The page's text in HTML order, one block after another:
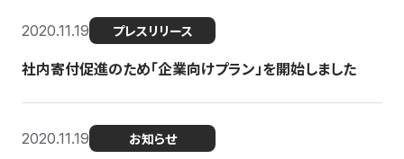
2020.11.19 プレスリリース
社内寄付促進のため「企業向けプラン」を開始しました
2020.11.19 お知らせ